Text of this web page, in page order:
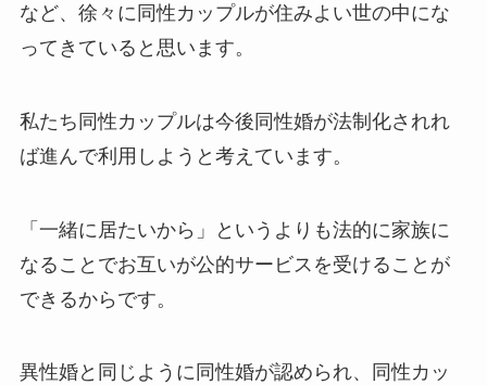
など、徐々に同性カップルが住みよい世の中にな
ってきていると思います。
私たち同性カップルは今後同性婚が法制化されれ
ば進んで利用しようと考えています。
「一緒に居たいから」というよりも法的に家族に
なることでお互いが公的サービスを受けることが
できるからです。
異性婚と同じように同性婚が認められ、同性カッ